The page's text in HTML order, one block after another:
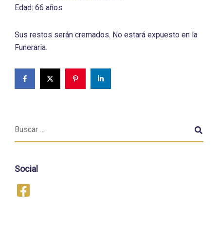
Edad: 66 años
Sus restos serán cremados. No estará expuesto en la
Funeraria.
Social